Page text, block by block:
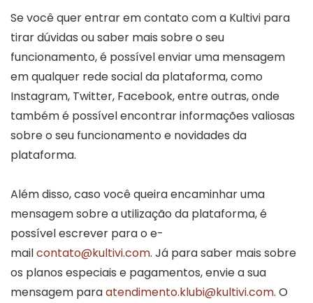
Se você quer entrar em contato com a Kultivi para
tirar dúvidas ou saber mais sobre o seu
funcionamento, é possível enviar uma mensagem
em qualquer rede social da plataforma, como
Instagram, Twitter, Facebook, entre outras, onde
também é possível encontrar informações valiosas
sobre o seu funcionamento e novidades da
plataforma.
Além disso, caso você queira encaminhar uma
mensagem sobre a utilização da plataforma, é
possível escrever para o e-
mailcontato@kultivi.com. Já para saber mais sobre
os planos especiais e pagamentos, envie a sua
mensagem paraatendimento.klubi@kultivi.com. O